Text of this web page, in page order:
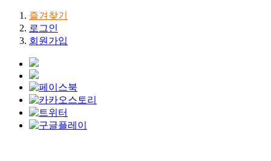
즐겨찾기
로그인
회원가입